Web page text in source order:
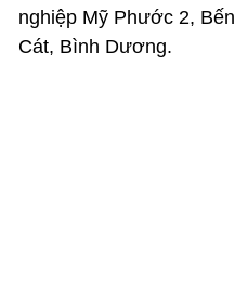
nghiệp Mỹ Phước 2, Bến
Cát, Bình Dương.